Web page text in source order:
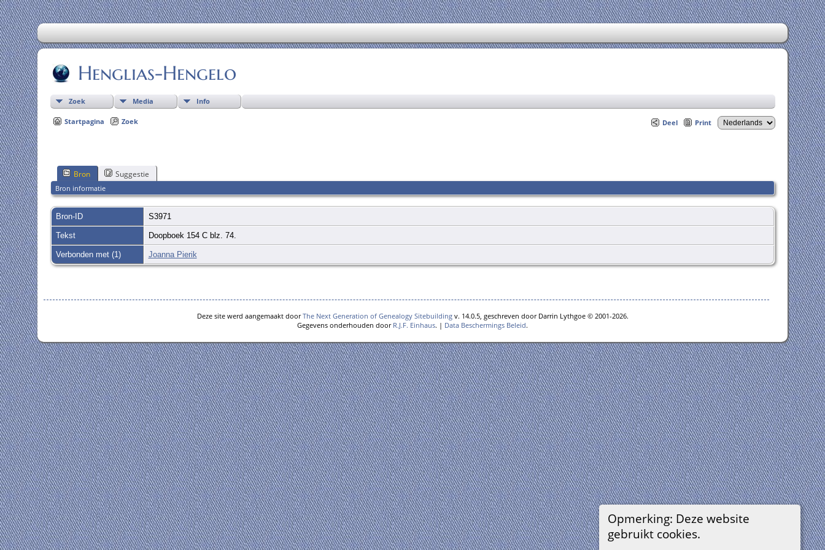
Henglias-Hengelo
Zoek Media Info
Startpagina Zoek Deel Print
Opmerking: Deze website
gebruikt cookies.
Bron Suggestie
Bron informatie
Bron-ID S3971
Tekst Doopboek 154 C blz. 74.
Verbonden met (1) Joanna Pierik
Deze site werd aangemaakt doorThe Next Generation of Genealogy Sitebuildingv. 14.0.5, geschreven door Darrin Lythgoe © 2001-2026.
Gegevens onderhouden door R.J.F. Einhaus. | Data Beschermings Beleid.